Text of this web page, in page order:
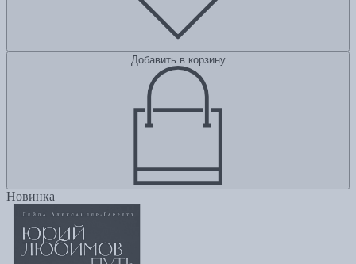
Добавить в корзину
Новинка